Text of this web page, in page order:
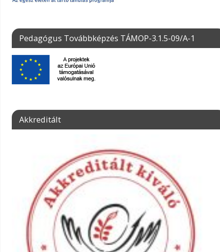
Pedagógus Továbbképzés TÁMOP-3.1.5-09/A-1
Akkreditált